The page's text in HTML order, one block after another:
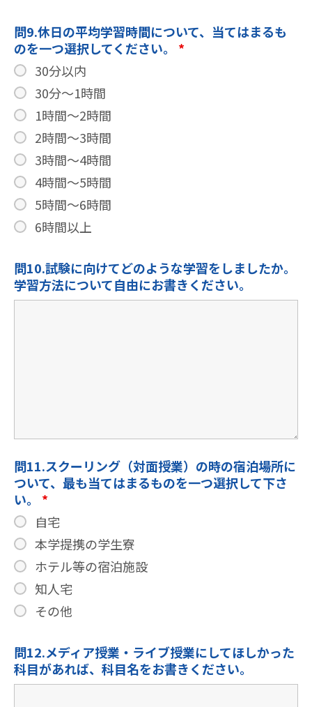
問9.休日の平均学習時間について、当てはまるも
のを一つ選択してください。 *
30分以内
30分～1時間
1時間～2時間
2時間～3時間
3時間～4時間
4時間～5時間
5時間～6時間
6時間以上
問10.試験に向けてどのような学習をしましたか。
学習方法について自由にお書きください。
問11.スクーリング（対面授業）の時の宿泊場所に
ついて、最も当てはまるものを一つ選択して下さ
い。 *
自宅
本学提携の学生寮
ホテル等の宿泊施設
知人宅
その他
問12.メディア授業・ライブ授業にしてほしかった
科目があれば、科目名をお書きください。